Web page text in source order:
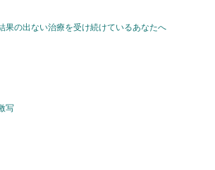
果の出ない治療を受け続けているあなたへ
写